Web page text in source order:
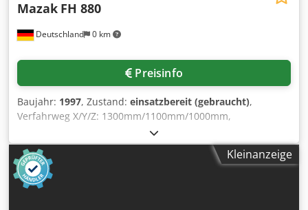
Wir bitten um Ihren Auftrag. Weitere Drehmaschinen in
allen Größen hier am Lager - bitte fragen Sie bei uns an.
Deutschland 0 km
Mazak FH 880
Preisinfo
Baujahr: 1997, Zustand: einsatzbereit (gebraucht),
Verfahrweg X/Y/Z: 1300mm/1100mm/1000mm,
Tischdimensionen X/Y: 800mm/800mm, Palettenanzahl: 14,
max. Tischbelastung: 2200kg, Tischindizierung: 0,001°.
Drehzahl: 7000U/min, Spindelleistung: 50PS,
Werkzeugmagazin: 80. Dimensionen X/Y/Z: ca.
7000mm/3400mm/3800mm, Gewicht: ca. 24000kg. Eine
Kleinanzeige